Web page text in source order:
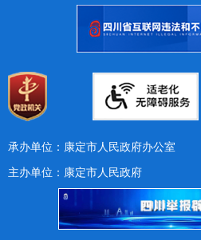
承办单位：康定市人民政府办公室
主办单位：康定市人民政府